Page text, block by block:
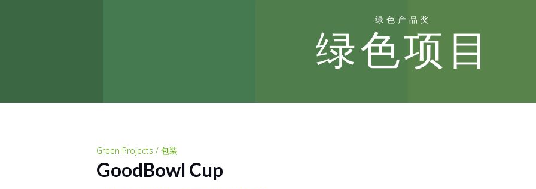
绿色产品奖
绿色项目
Green Projects / 包装
GoodBowl Cup